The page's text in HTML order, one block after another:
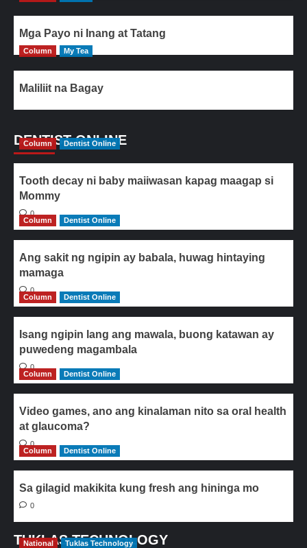
Mga Payo ni Inang at Tatang
Column My Tea
Maliliit na Bagay
DENTIST ONLINE
Column Dentist Online
Tooth decay ni baby maiiwasan kapag maagap si
Mommy
0
Column
Dentist Online
Ang sakit ng ngipin ay babala, huwag hintaying
mamaga
0
Column
Dentist Online
Isang ngipin lang ang mawala, buong katawan ay
puwedeng magambala
0
Column
Dentist Online
Video games, ano ang kinalaman nito sa oral health
at glaucoma?
0
Column
Dentist Online
Sa gilagid makikita kung fresh ang hininga mo
0
TUKLAS TECHNOLOGY
National Tuklas Technology